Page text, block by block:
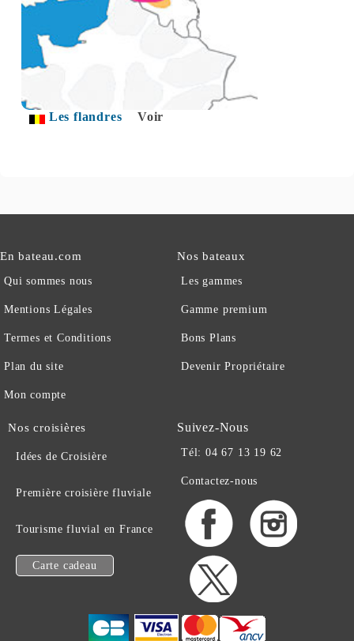
Les flandres Voir
En bateau.com
Qui sommes nous
Mentions Légales
Termes et Conditions
Plan du site
Mon compte
Nos bateaux
Les gammes
Gamme premium
Bons Plans
Devenir Propriétaire
Nos croisières
Idées de Croisière
Première croisière fluviale
Tourisme fluvial en France
Carte cadeau
Suivez-Nous
Tél: 04 67 13 19 62
Contactez-nous